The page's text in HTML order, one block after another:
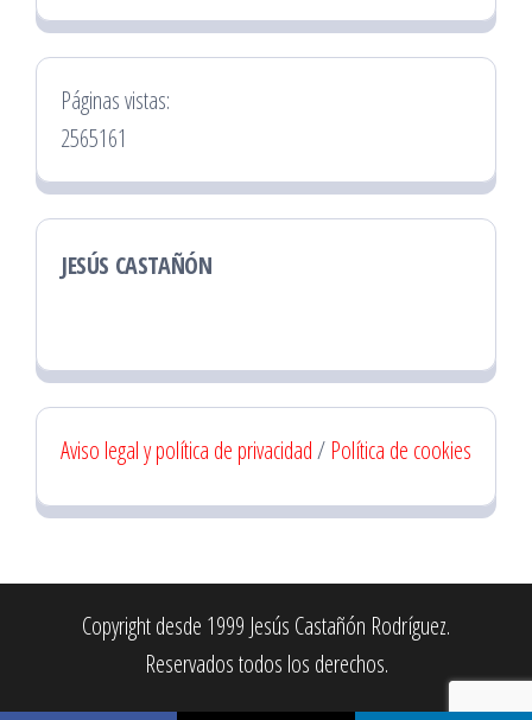
Páginas vistas:
2565161
JESÚS CASTAÑÓN
Aviso legal y política de privacidad/ Política de cookies
Copyright desde 1999 Jesús Castañón Rodríguez.
Reservados todos los derechos.